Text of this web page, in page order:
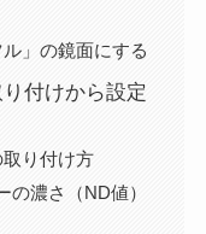
」の鏡面にする
付けから設定
り付け方
の濃さ（ND値）